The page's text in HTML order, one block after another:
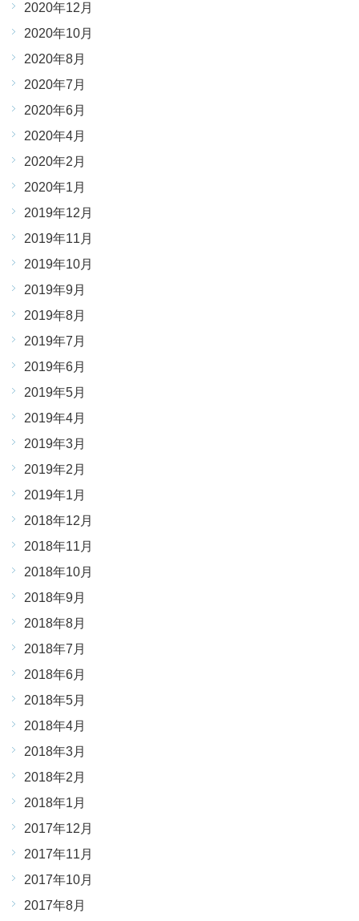
2020年12月
2020年10月
2020年8月
2020年7月
2020年6月
2020年4月
2020年2月
2020年1月
2019年12月
2019年11月
2019年10月
2019年9月
2019年8月
2019年7月
2019年6月
2019年5月
2019年4月
2019年3月
2019年2月
2019年1月
2018年12月
2018年11月
2018年10月
2018年9月
2018年8月
2018年7月
2018年6月
2018年5月
2018年4月
2018年3月
2018年2月
2018年1月
2017年12月
2017年11月
2017年10月
2017年8月